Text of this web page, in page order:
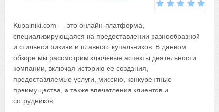
Kupalniki.com — это онлайн-платформа,
специализирующаяся на предоставлении разнообразной
и стильной бикини и плавного купальников. В данном
обзоре мы рассмотрим ключевые аспекты деятельности
компании, включая историю ее создания,
предоставляемые услуги, миссию, конкурентные
преимущества, а также впечатления клиентов и
сотрудников.